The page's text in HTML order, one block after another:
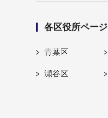
各区役所ページ
青葉区
瀬谷区